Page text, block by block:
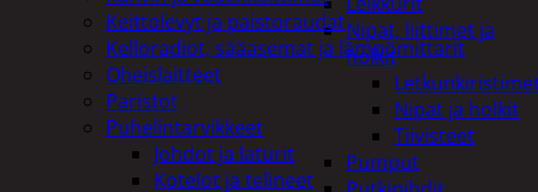
Nipat, liittimet ja
holkit
Nipat ja holkit
Tiivisteet
Pumput
Keittolevyt ja paistoraudat
Kelloradiot, sääasemat ja lämpömittarit
Oheislaitteet
Paristot
Puhelintarvikkeet
Johdot ja laturit
Kotelot ja telineet